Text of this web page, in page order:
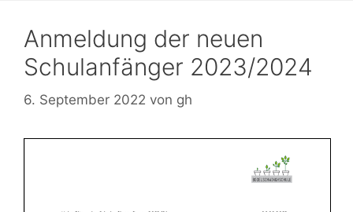
Anmeldung der neuen
Schulanfänger 2023/2024
6. September 2022 von gh